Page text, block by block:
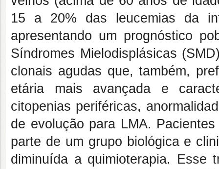
15 a 20% das leucemias da
apresentando um prognóstico
Síndromes Mielodisplásicas
clonais agudas que, também,
etária mais avançada e
citopenias periféricas,
de evolução para LMA.
parte de um grupo biológica e
diminuída a quimioterapia. Esse